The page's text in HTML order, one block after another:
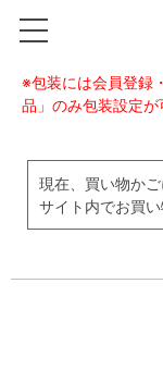
※包装には会員登録
品」のみ包装設定が
現在、買い物か
サイト内でお買い